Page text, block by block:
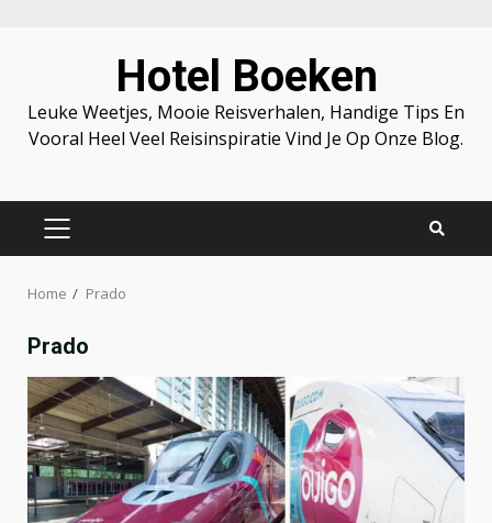
Hotel Boeken
Leuke Weetjes, Mooie Reisverhalen, Handige Tips En
Vooral Heel Veel Reisinspiratie Vind Je Op Onze Blog.
PRIMARY
Home Prado
Prado